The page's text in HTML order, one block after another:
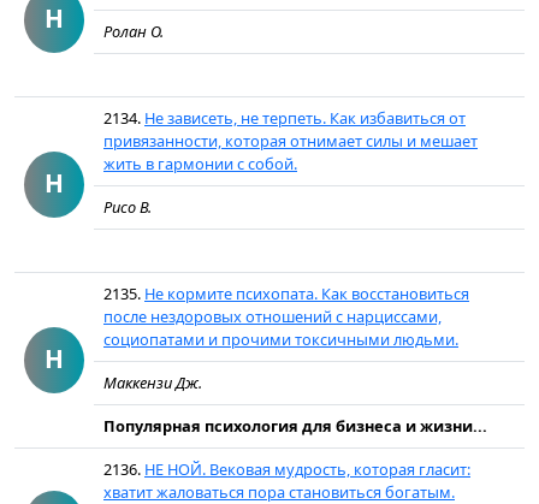
Н
Ролан О.
Н
2134. Не зависеть, не терпеть. Как избавиться от
привязанности, которая отнимает силы и мешает
жить в гармонии с собой.
Рисо В.
Н
2135. Не кормите психопата. Как восстановиться
после нездоровых отношений с нарциссами,
социопатами и прочими токсичными людьми.
Маккензи Дж.
Популярная психология для бизнеса и жизни...
2136. НЕ НОЙ. Вековая мудрость, которая гласит:
хватит жаловаться пора становиться богатым.